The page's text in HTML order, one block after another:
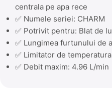
centrala pe apa rece
✅ Numele seriei: CHARM
✅ Potrivit pentru: Blat de
✅ Lungimea furtunului de
✅ Limitator de
✅ Debit maxim: 4.96 L/min